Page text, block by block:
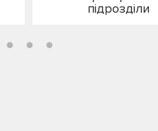
підрозділи